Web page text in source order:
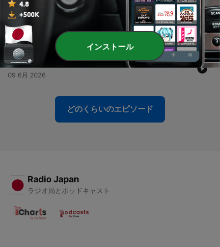
29 6月 2026
69 - ずっと加藤、ずっと清田 w/加藤千恵 from 信頼でき
ない語り手
15 6月 2026
68 - おむつが取れた
09 6月 2026
どのくらいのエピソード
Radio Japan
ラジオ局とポッドキャスト
インストール